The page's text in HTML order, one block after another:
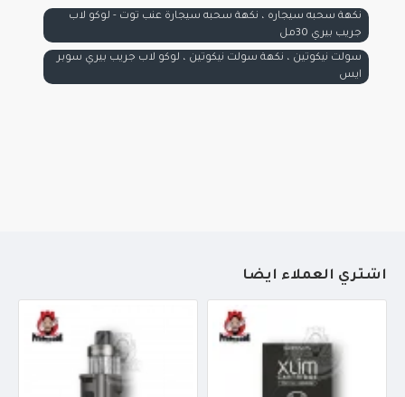
نكهة سحبه سيجاره ، نكهة سحبه سيجارة عنب توت - لوكو لاب
جريب بيري 30مل
سولت نيكوتين ، نكهة سولت نيكوتين ، لوكو لاب جريب بيري سوبر
ايس
أشتري العملاء أيضاً